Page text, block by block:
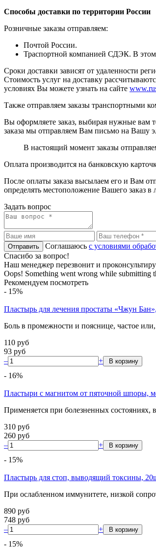
Способы доставки по территории России
Розничные заказы отправляем:
Почтой России.
Траспортной компанией СДЭК. В этом
Сроки доставки зависят от удаленности
Стоимость услуг на доставку
условиях Вы можете узнать на сайте
Также отправляем заказы транспортными
Вы оформляете заказ, выбирая нужные вам
заказа мы отправляем Вам письмо на Вашу
В настоящий момент заказы
Оплата производится на банковскую
После оплаты заказа высылаем его и Вам
определять местоположение Вашего заказ
Задать вопрос
Соглашаюсь с условиями
Спасибо за вопрос!
Наш менеджер перезвонит и
Oops! Something went wrong while submitting
Рекомендуем посмотреть
- 15%
Пластырь для лечения простаты «Чжун
Боль в промежности и пояснице, частое
110 руб
93 руб
–
+
- 16%
Пластыри с магнитом от пяточной шпоры,
Применяется при болезненных
310 руб
260 руб
–
+
- 15%
Пластырь для стоп, выводящий токсины,
При ослабленном иммунитете, низкой
890 руб
748 руб
–
+
- 15%